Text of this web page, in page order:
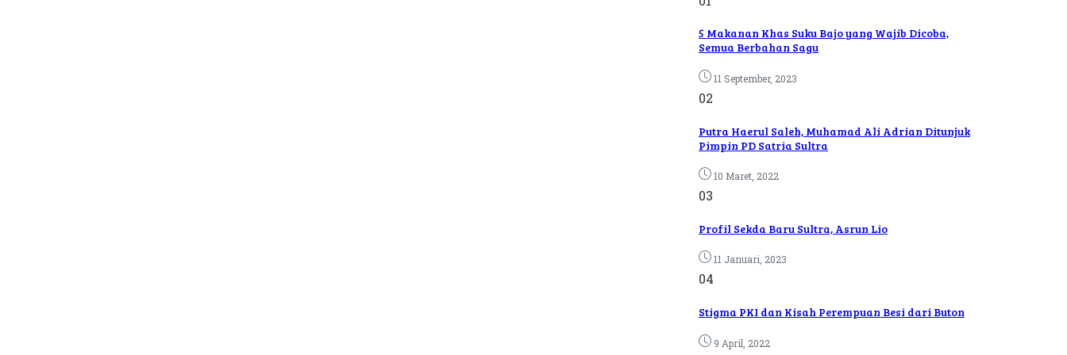
5 Makanan Khas Suku Bajo yang Wajib Dicoba,
Semua Berbahan Sagu
11 September, 2023
02
Putra Haerul Saleh, Muhamad Ali Adrian Ditunjuk
Pimpin PD Satria Sultra
10 Maret, 2022
03
Profil Sekda Baru Sultra, Asrun Lio
11 Januari, 2023
04
Stigma PKI dan Kisah Perempuan Besi dari Buton
9 April, 2022